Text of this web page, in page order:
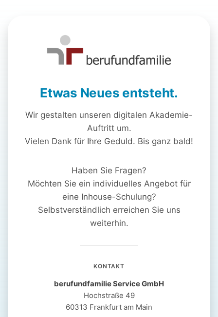
Etwas Neues entsteht.
Wir gestalten unseren digitalen Akademie-
Auftritt um.
Vielen Dank für Ihre Geduld. Bis ganz bald!
Haben Sie Fragen?
Möchten Sie ein individuelles Angebot für
eine Inhouse-Schulung?
Selbstverständlich erreichen Sie uns
weiterhin.
KONTAKT
berufundfamilie Service GmbH
Hochstraße 49
60313 Frankfurt am Main